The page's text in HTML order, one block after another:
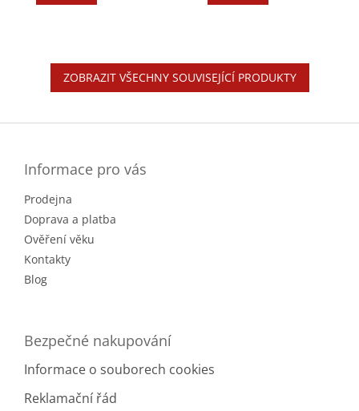
ZOBRAZIT VŠECHNY SOUVISEJÍCÍ PRODUKTY
Informace pro vás
Prodejna
Doprava a platba
Ověření věku
Kontakty
Blog
Bezpečné nakupování
Informace o souborech cookies
Reklamační řád